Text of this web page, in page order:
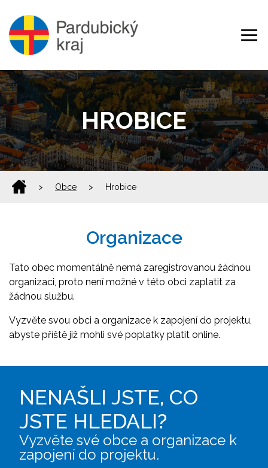
HROBICE
> Obce > Hrobice
Organizace
Tato obec momentálně nemá zaregistrovanou žádnou
organizaci, proto není možné v této obci zaplatit za
žádnou službu.
Vyzvěte svou obci a organizace k zapojení do projektu,
abyste příště již mohli své poplatky platit online.
NENAŠLI JSTE, CO
JSTE HLEDALI?
Vyzvěte své obce a organizace k
zapojení do projektu.